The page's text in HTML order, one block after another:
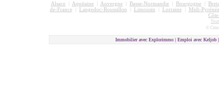
Alsace Aquitaine Auvergne Basse-Normandie Bourgogne
de-France| Langedoc-Roussillon Limousin Lorraine|
Midi-
©
Immobilier avec Explorimmo | Emploi avec Keljob